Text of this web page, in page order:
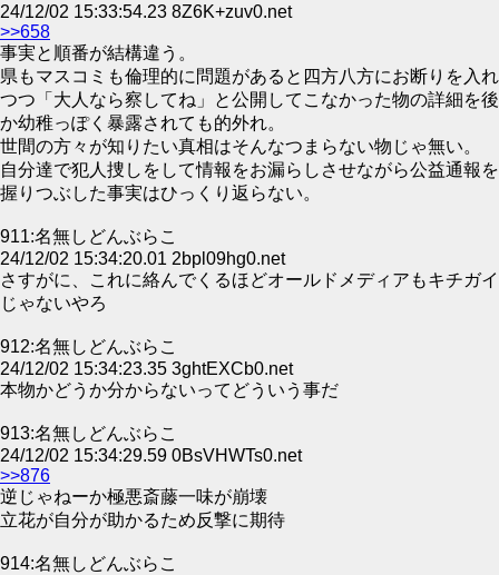
24/12/02 15:33:54.23 8Z6K+zuv0.net
>>658
事実と順番が結構違う。
県もマスコミも倫理的に問題があると四方八方にお断りを入れ
つつ「大人なら察してね」と公開してこなかった物の詳細を後
か幼稚っぽく暴露されても的外れ。
世間の方々が知りたい真相はそんなつまらない物じゃ無い。
自分達で犯人捜しをして情報をお漏らしさせながら公益通報を
握りつぶした事実はひっくり返らない。
911:名無しどんぶらこ
24/12/02 15:34:20.01 2bpl09hg0.net
さすがに、これに絡んでくるほどオールドメディアもキチガイ
じゃないやろ
912:名無しどんぶらこ
24/12/02 15:34:23.35 3ghtEXCb0.net
本物かどうか分からないってどういう事だ
913:名無しどんぶらこ
24/12/02 15:34:29.59 0BsVHWTs0.net
>>876
逆じゃねーか極悪斎藤一味が崩壊
立花が自分が助かるため反撃に期待
914:名無しどんぶらこ